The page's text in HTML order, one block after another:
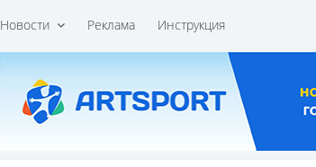
Новости Реклама Инструкция